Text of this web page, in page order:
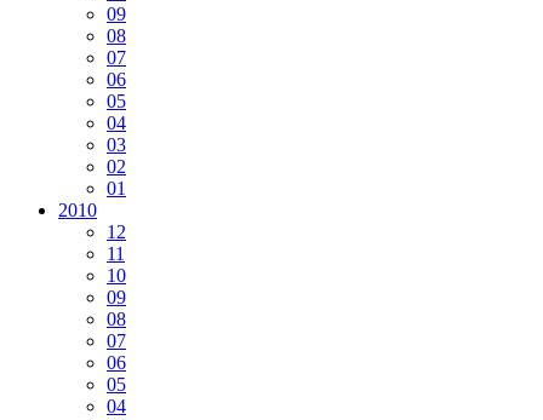
09
08
07
06
05
04
03
02
01
2010
12
11
10
09
08
07
06
05
04